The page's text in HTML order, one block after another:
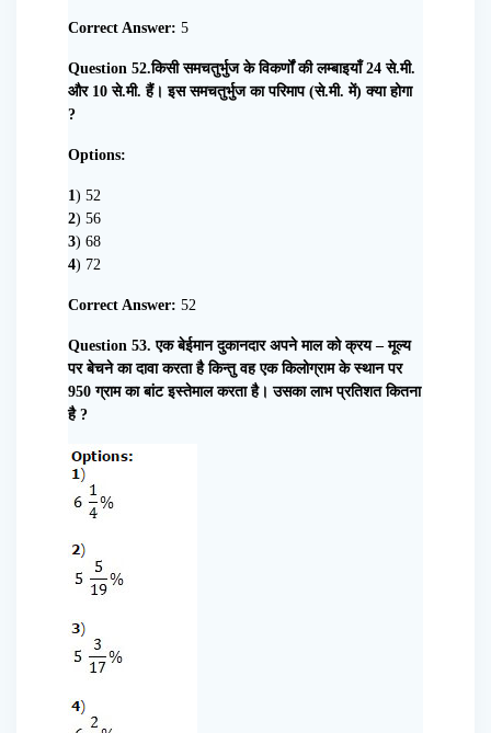
Correct Answer: 5
Question 52.किसी समचतुर्भुज के विकर्णों की लम्बाइयाँ 24 से.मी.
और 10 से.मी. हैं। इस समचतुर्भुज का परिमाप (से.मी. में) क्या होगा
?
Options:
1) 52
2) 56
3) 68
4) 72
Correct Answer: 52
Question 53. एक बेईमान दुकानदार अपने माल को क्रय – मूल्य
पर बेचने का दावा करता है किन्तु वह एक किलोग्राम के स्थान पर
950 ग्राम का बांट इस्तेमाल करता है। उसका लाभ प्रतिशत कितना
है ?